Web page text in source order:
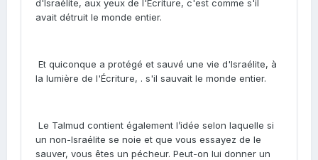
d'Israélite, aux yeux de l'Écriture, c'est comme s'il
avait détruit le monde entier.
Et quiconque a protégé et sauvé une vie d'Israélite, à
la lumière de l'Écriture, . s'il sauvait le monde entier.
Le Talmud contient également l’idée selon laquelle si
un non-Israélite se noie et que vous essayez de le
sauver, vous êtes un pécheur. Peut-on lui donner un